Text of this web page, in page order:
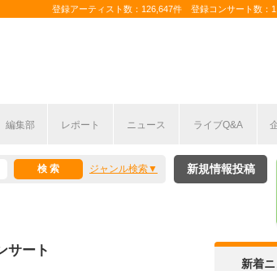
登録アーティスト数：126,647件 登録コンサート数
編集部 レポート ニュース ライブQ&A
ジャンル検索 新規情報投稿
サート
新着